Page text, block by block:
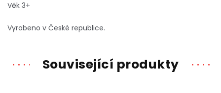
Věk 3+
Vyrobeno v České republice.
Související produkty